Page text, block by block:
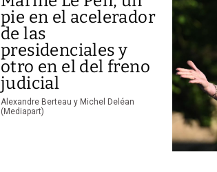
pie en el acelerador
de las
presidenciales y
otro en el del freno
judicial
Alexandre Berteau y Michel Deléan
(Mediapart)